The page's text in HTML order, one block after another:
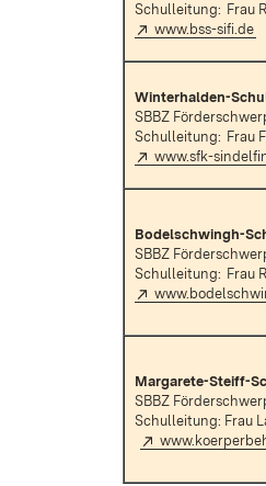
Schulleitung: Frau
Extern:
www.bss-sifi.de
Winterhalden-
SBBZ
Schulleitung: Frau
Extern:
www.sfk-
Bodelschwingh-
SBBZ
Schulleitung: Frau
Extern:
Margarete-Steiff-
SBBZ
Schulleitung: Frau
Extern: